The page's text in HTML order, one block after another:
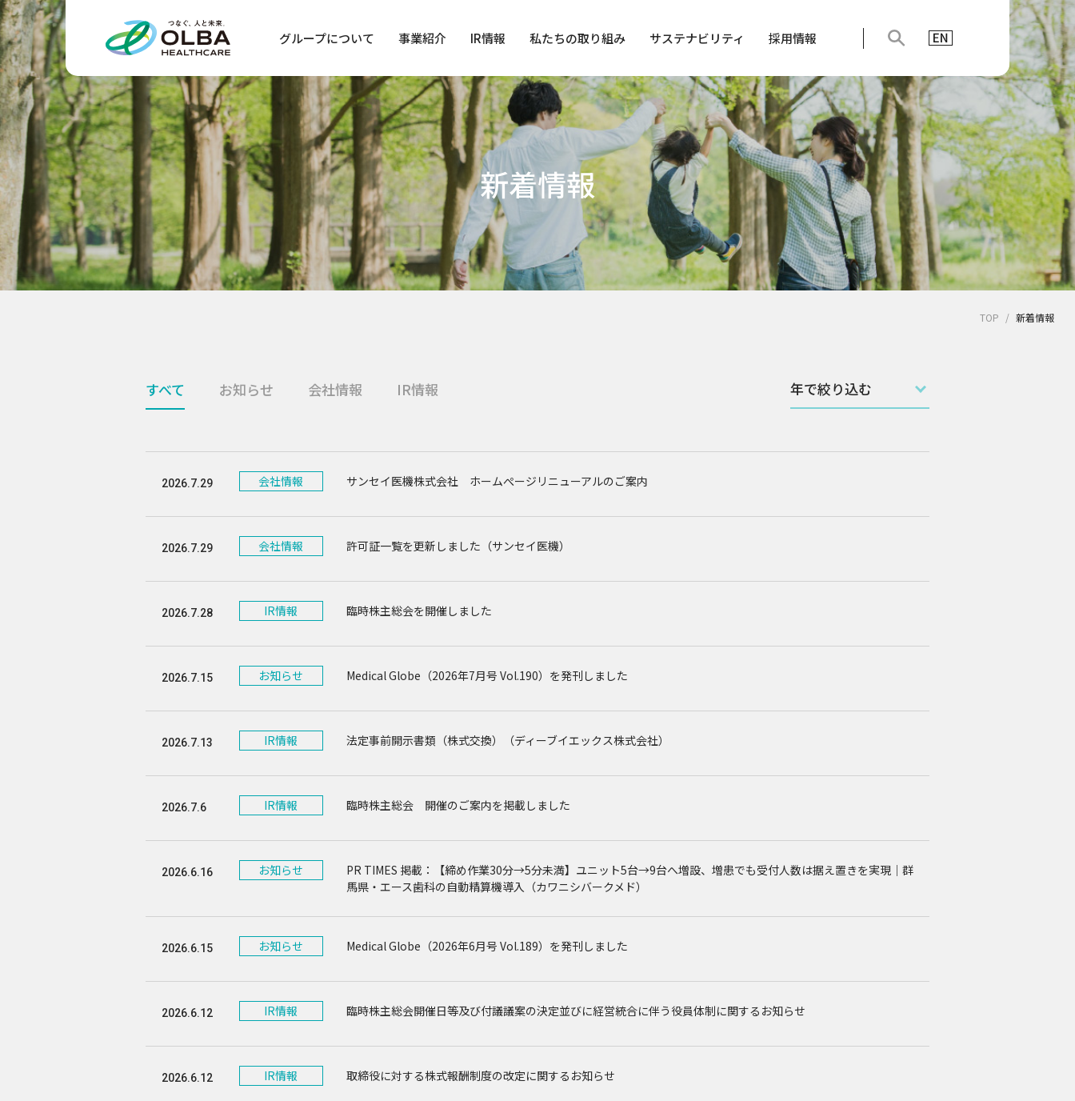
グループについて 事業紹介 IR情報 私たちの取り組み サステナビリティ 採用情報
新着情報
TOP 新着情報
すべて お知らせ 会社情報 IR情報
2026.7.29 会社情報 サンセイ医機株式会社 ホームぺージリニューアルのご案内
2026.7.29 会社情報 許可証一覧を更新しました（サンセイ医機）
2026.7.28 IR情報 臨時株主総会を開催しました
2026.7.15 お知らせ Medical Globe（2026年7月号 Vol.190）を発刊しました
2026.7.13 IR情報 法定事前開示書類（株式交換）（ディーブイエックス株式会社）
2026.7.6 IR情報 臨時株主総会 開催のご案内を掲載しました
2026.6.16 お知らせ
PR TIMES 掲載：【締め作業30分→5分未満】ユニット5台→9台へ増設、増患でも受付人数は据え置きを実現｜群
馬県・エース歯科の自動精算機導入（カワニシバークメド）
2026.6.15 お知らせ Medical Globe（2026年6月号 Vol.189）を発刊しました
2026.6.12 IR情報 臨時株主総会開催日等及び付議議案の決定並びに経営統合に伴う役員体制に関するお知らせ
2026.6.12 IR情報 取締役に対する株式報酬制度の改定に関するお知らせ